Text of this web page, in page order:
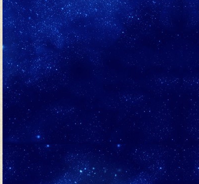
10周年あいみょん、TMR、
HY…名曲が続々!初登場ATEEZ
よる 9:54
報道ステーション
よる 11:10
熱闘甲子園 涙は、強さにな
る。
よる 11:40